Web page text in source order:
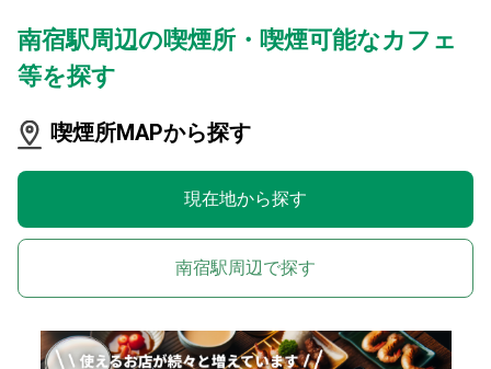
南宿駅周辺の喫煙所・喫煙可能なカフェ
等を探す
喫煙所MAPから探す
現在地から探す
南宿駅周辺で探す